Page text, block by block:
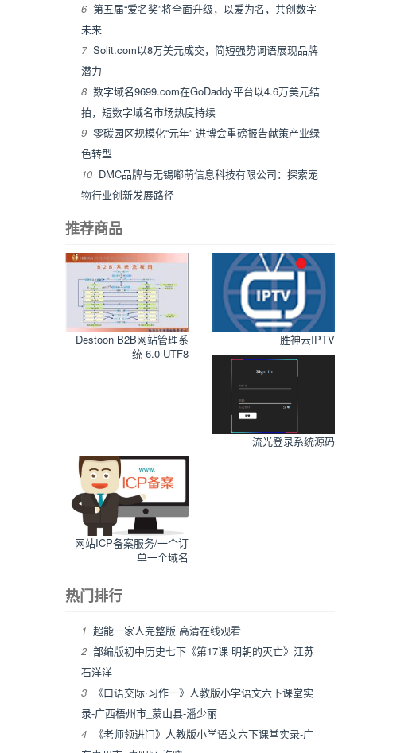
6 第五届“爱名奖”将全面升级，以爱为名，共创数字
未来
7 Solit.com以8万美元成交，简短强势词语展现品牌
潜力
8 数字域名9699.com在GoDaddy平台以4.6万美元结
拍，短数字域名市场热度持续
9 零碳园区规模化“元年” 进博会重磅报告献策产业绿
色转型
10 DMC品牌与无锡嘟萌信息科技有限公司：探索宠
物行业创新发展路径
推荐商品
Destoon B2B网站管理系
统 6.0 UTF8
胜神云IPTV
流光登录系统源码
网站ICP备案服务/一个订
单一个域名
热门排行
1 超能一家人完整版 高清在线观看
2 部编版初中历史七下《第17课 明朝的灭亡》江苏
石洋洋
3
《口语交际·习作一》人教版小学语文六下课堂实
录-广西梧州市_蒙山县-潘少丽
4
《老师领进门》人教版小学语文六下课堂实录-广